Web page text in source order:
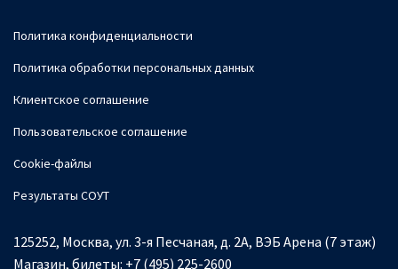
Политика конфиденциальности
Политика обработки персональных данных
Клиентское соглашение
Пользовательское соглашение
Cookie-файлы
Результаты СОУТ
125252, Москва, ул. 3-я Песчаная, д. 2А, ВЭБ Арена (7 этаж)
Магазин, билеты: +7 (495) 225-2600